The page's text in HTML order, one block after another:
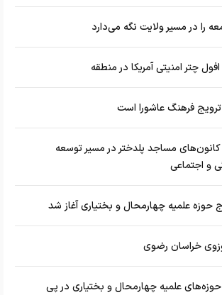
را در مسیر ولایت نگه می‌دارد
چتر امنیتی آمریکا در منطقه
ترویج فرهنگ عاشورا است
مساجد پلدختر در مسیر توسعه
و اجتماعی
علمیه چهارمحال و بختیاری آغاز شد
خراسان رضوی
علمیه چهارمحال و بختیاری در پی